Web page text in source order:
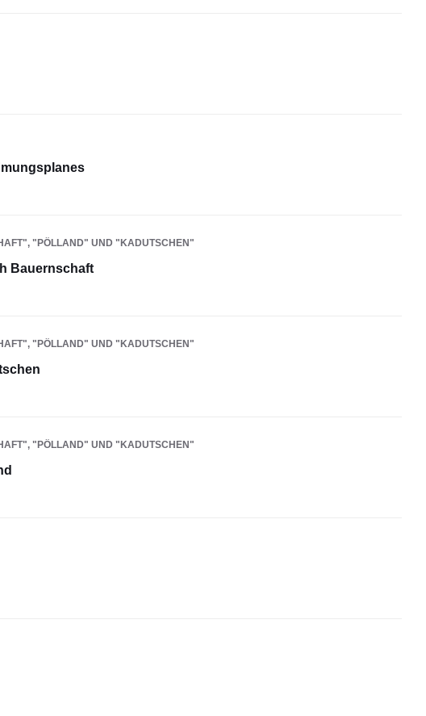
"PÖLLAND" UND "KADUTSCHEN"
Bauernschaft
"PÖLLAND" UND "KADUTSCHEN"
"PÖLLAND" UND "KADUTSCHEN"